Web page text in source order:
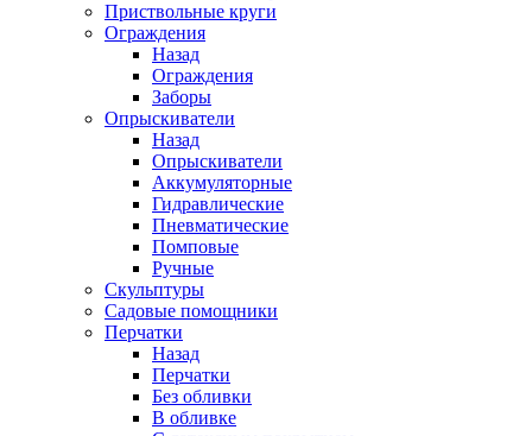
Приствольные круги
Ограждения
Назад
Ограждения
Заборы
Опрыскиватели
Назад
Опрыскиватели
Аккумуляторные
Гидравлические
Пневматические
Помповые
Ручные
Скульптуры
Садовые помощники
Перчатки
Назад
Перчатки
Без обливки
В обливке